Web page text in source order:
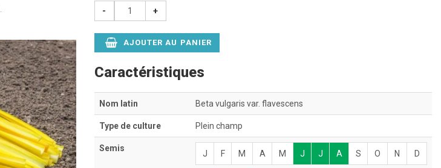
- +
AJOUTER AU PANIER
Caractéristiques
Nom latin Beta vulgaris var. flavescens
Type de culture Plein champ
Semis
J F M A M J J A S O N D